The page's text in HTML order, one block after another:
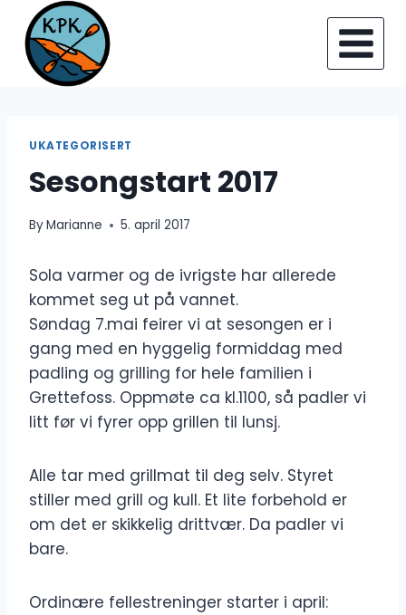
content
UKATEGORISERT
Sesongstart 2017
ByMarianne 5. april 2017
Sola varmer og de ivrigste har allerede
kommet seg ut på vannet.
Søndag 7.mai feirer vi at sesongen er i
gang med en hyggelig formiddag med
padling og grilling for hele familien i
Grettefoss. Oppmøte ca kl.1100, så padler vi
litt før vi fyrer opp grillen til lunsj.
Alle tar med grillmat til deg selv. Styret
stiller med grill og kull. Et lite forbehold er
om det er skikkelig drittvær. Da padler vi
bare.
Ordinære fellestreninger starter i april: